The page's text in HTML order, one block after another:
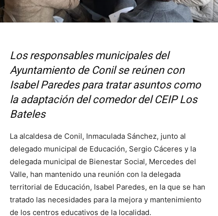
Los responsables municipales del
Ayuntamiento de Conil se reúnen con
Isabel Paredes para tratar asuntos como
la adaptación del comedor del CEIP Los
Bateles
La alcaldesa de Conil, Inmaculada Sánchez, junto al
delegado municipal de Educación, Sergio Cáceres y la
delegada municipal de Bienestar Social, Mercedes del
Valle, han mantenido una reunión con la delegada
territorial de Educación, Isabel Paredes, en la que se han
tratado las necesidades para la mejora y mantenimiento
de los centros educativos de la localidad.